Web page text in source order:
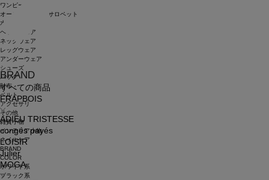
BRAND
すべての商品
FRAPBOIS
ADIEU TRISTESSE
congés payés
LOISIR
Julier
MOGA
ワンピース
オールインワン・サロペット
水着
ヘッドウェア
ネックウェア
レッグウェア
アンダーウェア
シューズ
バッグ
財布
ベルト
アクセサリ
その他
雑貨小物
インテリア小物
ネイルケア
BRAND
COLOR
ホワイト系
ブラック系